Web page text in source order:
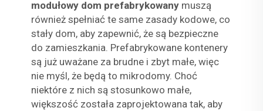
modułowy dom prefabrykowany muszą
również spełniać te same zasady kodowe, co
stały dom, aby zapewnić, że są bezpieczne
do zamieszkania. Prefabrykowane kontenery
są już uważane za brudne i zbyt małe, więc
nie myśl, że będą to mikrodomy. Choć
niektóre z nich są stosunkowo małe,
większość została zaprojektowana tak, aby